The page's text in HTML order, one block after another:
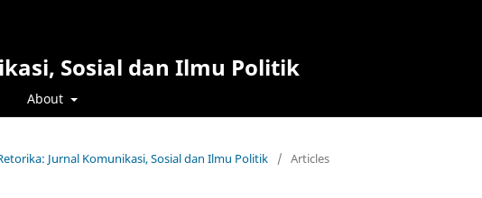
Sosial dan Ilmu Politik
About
Jurnal Komunikasi, Sosial dan Ilmu Politik / Articles